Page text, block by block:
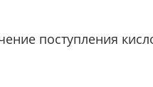
поступления